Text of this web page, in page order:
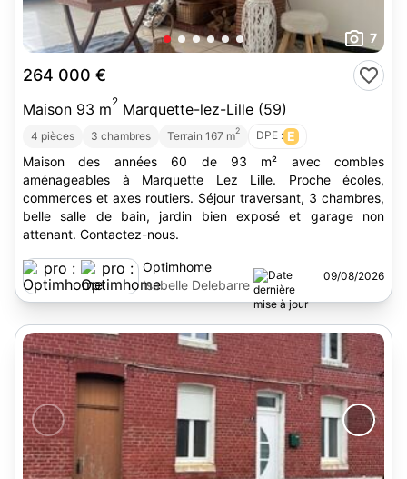
7
264 000 €
Maison 93 m2 Marquette-lez-Lille (59)
4 pièces 3 chambres Terrain 167 m2 DPE : E
Maison des années 60 de 93 m² avec combles
aménageables à Marquette Lez Lille. Proche écoles,
commerces et axes routiers. Séjour traversant, 3 chambres,
belle salle de bain, jardin bien exposé et garage non
attenant. Contactez-nous.
Optimhome
Isabelle Delebarre
09/08/2026